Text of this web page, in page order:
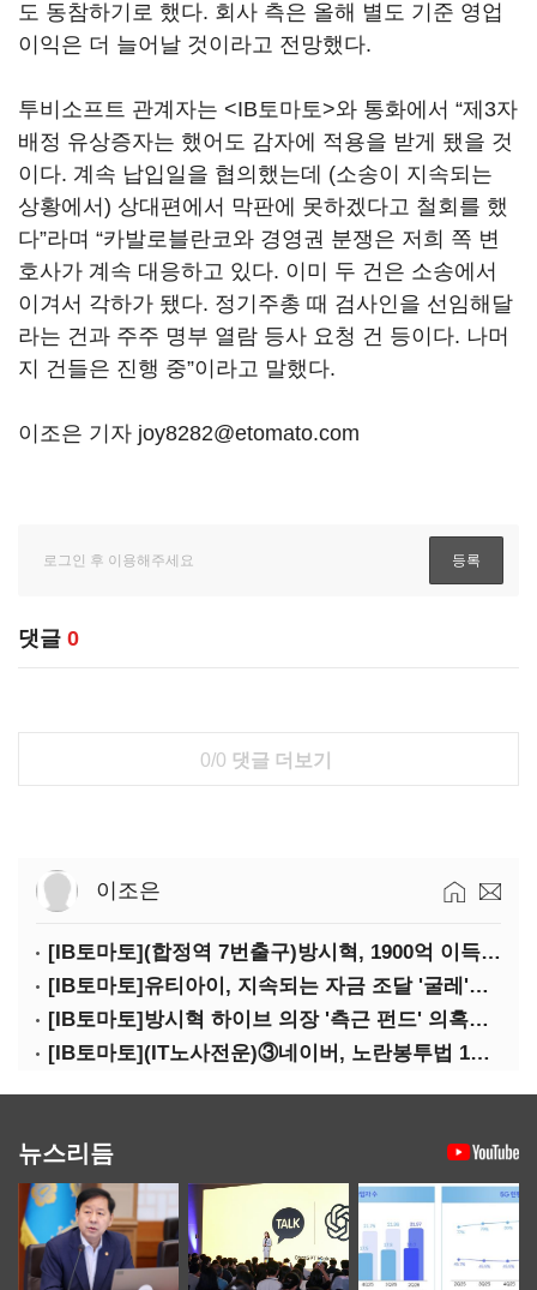
도 동참하기로 했다. 회사 측은 올해 별도 기준 영업
이익은 더 늘어날 것이라고 전망했다.
투비소프트 관계자는 <IB토마토>와 통화에서 “제3자
배정 유상증자는 했어도 감자에 적용을 받게 됐을 것
이다. 계속 납입일을 협의했는데 (소송이 지속되는
상황에서) 상대편에서 막판에 못하겠다고 철회를 했
다”라며 “카발로블란코와 경영권 분쟁은 저희 쪽 변
호사가 계속 대응하고 있다. 이미 두 건은 소송에서
이겨서 각하가 됐다. 정기주총 때 검사인을 선임해달
라는 건과 주주 명부 열람 등사 요청 건 등이다. 나머
지 건들은 진행 중”이라고 말했다.
이조은 기자 joy8282@etomato.com
댓글 0
0/0 댓글 더보기
이조은
[IB토마토](합정역 7번출구)방시혁, 1900억 이득 논란…하이브 상장 진실은?
[IB토마토]유티아이, 지속되는 자금 조달 '굴레'…부채 리스크 고조
[IB토마토]방시혁 하이브 의장 '측근 펀드' 의혹…실상은 해외 투자 무산
[IB토마토](IT노사전운)③네이버, 노란봉투법 1호 되나…관건은 '진짜 주인'
뉴스리듬